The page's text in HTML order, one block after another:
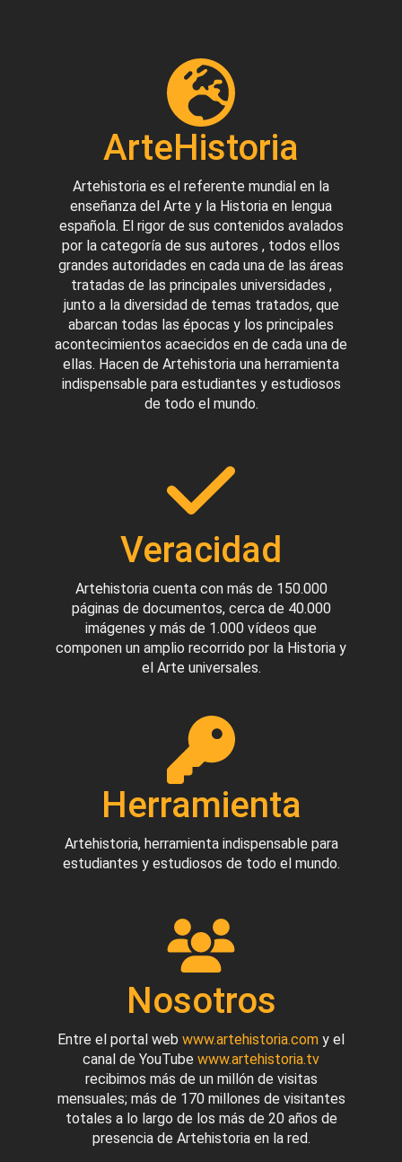
ArteHistoria
Artehistoria es el referente mundial en la
enseñanza del Arte y la Historia en lengua
española. El rigor de sus contenidos avalados
por la categoría de sus autores , todos ellos
grandes autoridades en cada una de las áreas
tratadas de las principales universidades ,
junto a la diversidad de temas tratados, que
abarcan todas las épocas y los principales
acontecimientos acaecidos en de cada una de
ellas. Hacen de Artehistoria una herramienta
indispensable para estudiantes y estudiosos
de todo el mundo.
Veracidad
Artehistoria cuenta con más de 150.000
páginas de documentos, cerca de 40.000
imágenes y más de 1.000 vídeos que
componen un amplio recorrido por la Historia y
el Arte universales.
Herramienta
Artehistoria, herramienta indispensable para
estudiantes y estudiosos de todo el mundo.
Nosotros
Entre el portal web www.artehistoria.com y el
canal de YouTube www.artehistoria.tv
recibimos más de un millón de visitas
mensuales; más de 170 millones de visitantes
totales a lo largo de los más de 20 años de
presencia de Artehistoria en la red.